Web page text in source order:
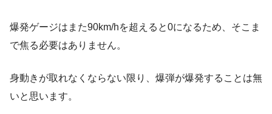
爆発ゲージはまた90km/hを超えると0になるため、そこま
で焦る必要はありません。
身動きが取れなくならない限り、爆弾が爆発することは無
いと思います。